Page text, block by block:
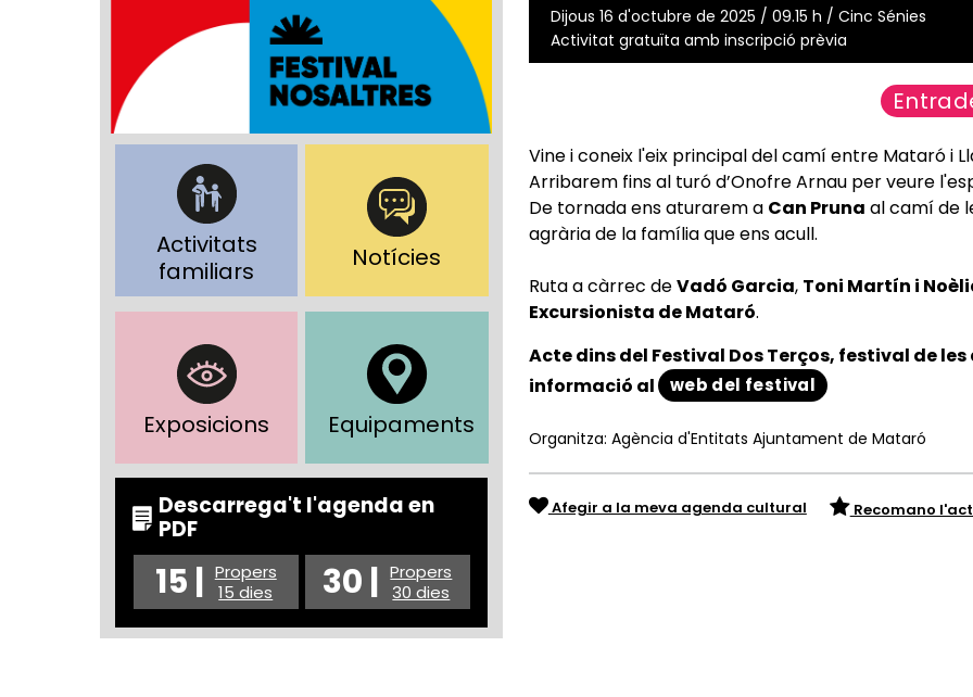
Activitats
familiars
Notícies
Exposicions Equipaments
Descarrega't l'agenda en
PDF
15 | Propers
15 dies
30 | Propers
30 dies
Dijous 16 d'octubre de 2025 / 09.15 h / Cinc Sénies
Activitat gratuïta amb inscripció prèvia
Vine i coneix l'eix principal del camí entre Mataró i
Arribarem fins al turó d’Onofre Arnau per veure
De tornada ens aturarem a Can Pruna al camí de
agrària de la família que ens acull.
Ruta a càrrec deVadó Garcia, Toni Martín i
Excursionista de Mataró.
Acte dins del Festival Dos Terços, festival de
informació al
web del festival
Organitza: Agència d'Entitats Ajuntament de Mataró
Afegir a la meva agenda cultural Recomano